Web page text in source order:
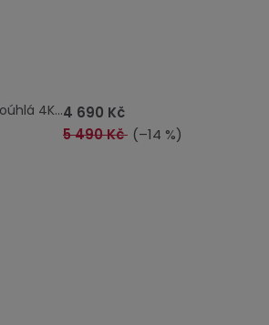
4 690 Kč
5 490 Kč (–14 %)
4K...